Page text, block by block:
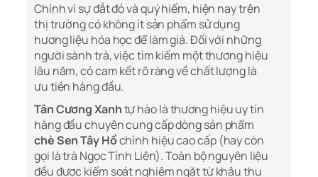
Chính vì sự đắt đỏ và quý hiếm, hiện nay trên
thị trường có không ít sản phẩm sử dụng
hương liệu hóa học để làm giả. Đối với những
người sành trà, việc tìm kiếm một thương hiệu
lâu năm, có cam kết rõ ràng về chất lượng là
ưu tiên hàng đầu.
Tân Cương Xanhtự hào là thương hiệu uy tín
hàng đầu chuyên cung cấp dòng sản phẩm
chè Sen Tây Hồchính hiệu cao cấp (hay còn
gọi là trà Ngọc Tỉnh Liên). Toàn bộ nguyên liệu
đều được kiểm soát nghiêm ngặt từ khâu thu